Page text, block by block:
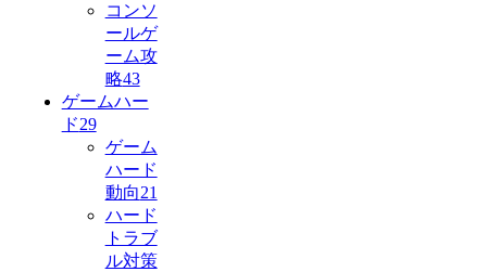
コンソ
ールゲ
ーム攻
略43
ゲームハー
ド29
ゲーム
ハード
動向21
ハード
トラブ
ル対策